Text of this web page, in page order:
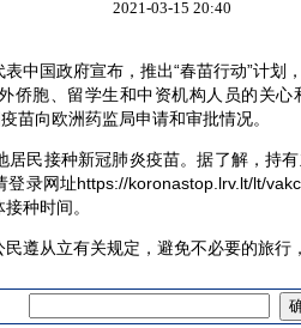
2021-03-15 20:40
国政府宣布，推出“春苗行动”计划
侨胞、留学生和中资机构人员的关
苗向欧洲药监局申请和审批情况。
接种新冠肺炎疫苗。据了解，持有
录网址https://koronastop.lrv.lt/lt/
种时间。
从立有关规定，避免不必要的旅行